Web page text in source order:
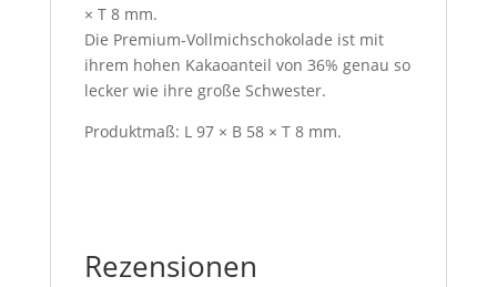
× T 8 mm.
Die Premium-Vollmichschokolade ist mit
ihrem hohen Kakaoanteil von 36% genau so
lecker wie ihre große Schwester.
Produktmaß: L 97 × B 58 × T 8 mm.
Rezensionen